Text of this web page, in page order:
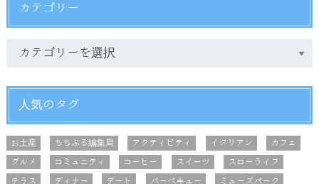
カテゴリー
人気のタグ
お土産 ちちぶる編集局 アクティビティ イタリアン
カフェ
グルメ
コミュニティ コーヒー スイーツ
スローライフ
テラス
ディナー デート バーベキュー
ミューズパーク